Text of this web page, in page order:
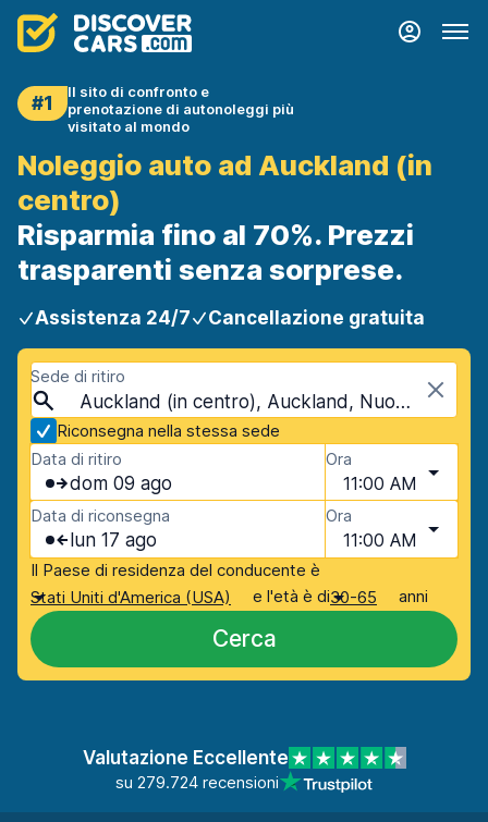
#1
Il sito di confronto e
prenotazione di autonoleggi più
visitato al mondo
Noleggio auto ad Auckland (in
centro)
Risparmia fino al 70%. Prezzi
trasparenti senza sorprese.
Assistenza 24/7 Cancellazione gratuita
Sede di ritiro
Auckland (in centro), Auckland, Nuova Zelanda
Riconsegna nella stessa sede
Data di ritiro
dom 09 ago
Ora
11:00 AM
Data di riconsegna
lun 17 ago
Ora
11:00 AM
Il Paese di residenza del conducente è
Stati Uniti d'America (USA)
e l'età è di30-65 anni
Cerca
Valutazione Eccellente
su 279.724 recensioni